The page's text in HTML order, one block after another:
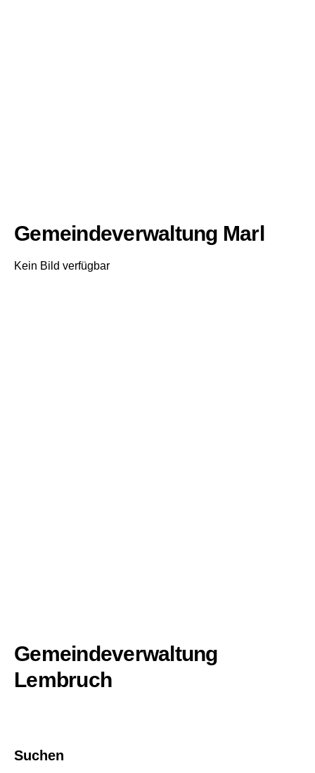
Gemeindeverwaltung Marl
Kein Bild verfügbar
Gemeindeverwaltung
Lembruch
Suchen